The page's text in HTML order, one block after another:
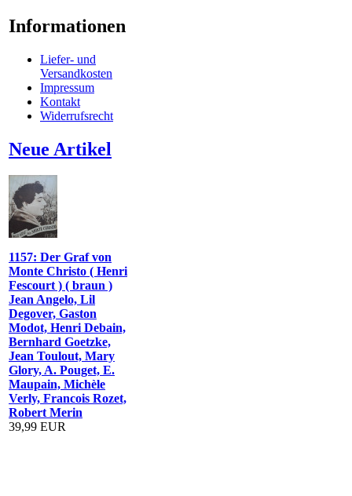
Informationen
Liefer- und
Versandkosten
Impressum
Kontakt
Widerrufsrecht
Neue Artikel
1157: Der Graf von
Monte Christo ( Henri
Fescourt ) ( braun )
Jean Angelo, Lil
Degover, Gaston
Modot, Henri Debain,
Bernhard Goetzke,
Jean Toulout, Mary
Glory, A. Pouget, E.
Maupain, Michèle
Verly, Francois Rozet,
Robert Merin
39,99 EUR